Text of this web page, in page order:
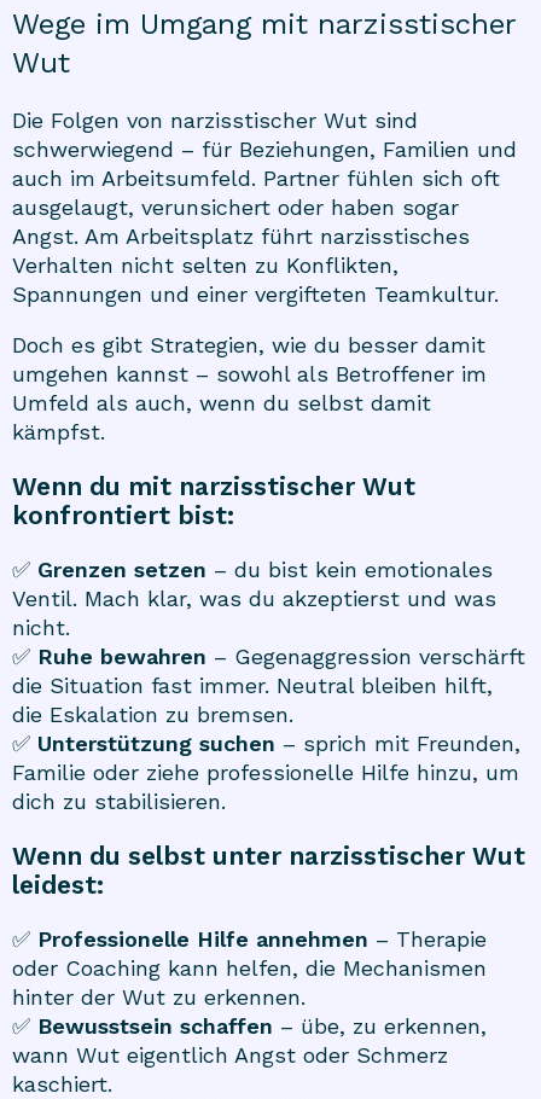
Wege im Umgang mit narzisstischer
Wut
Die Folgen von narzisstischer Wut sind
schwerwiegend – für Beziehungen, Familien und
auch im Arbeitsumfeld. Partner fühlen sich oft
ausgelaugt, verunsichert oder haben sogar
Angst. Am Arbeitsplatz führt narzisstisches
Verhalten nicht selten zu Konflikten,
Spannungen und einer vergifteten Teamkultur.
Doch es gibt Strategien, wie du besser damit
umgehen kannst – sowohl als Betroffener im
Umfeld als auch, wenn du selbst damit
kämpfst.
Wenn du mit narzisstischer Wut
konfrontiert bist:
✅ Grenzen setzen – du bist kein emotionales
Ventil. Mach klar, was du akzeptierst und was
nicht.
✅ Ruhe bewahren – Gegenaggression verschärft
die Situation fast immer. Neutral bleiben hilft,
die Eskalation zu bremsen.
✅ Unterstützung suchen – sprich mit Freunden,
Familie oder ziehe professionelle Hilfe hinzu, um
dich zu stabilisieren.
Wenn du selbst unter narzisstischer Wut
leidest:
✅ Professionelle Hilfe annehmen – Therapie
oder Coaching kann helfen, die Mechanismen
hinter der Wut zu erkennen.
✅ Bewusstsein schaffen – übe, zu erkennen,
wann Wut eigentlich Angst oder Schmerz
kaschiert.